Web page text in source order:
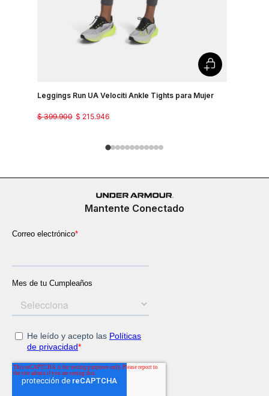
Leggings Run UA Velociti Ankle Tights para Mujer
$ 215.946
$ 399.900
Mantente Conectado